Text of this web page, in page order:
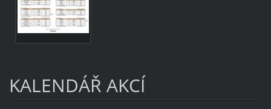
KALENDÁŘ AKCÍ